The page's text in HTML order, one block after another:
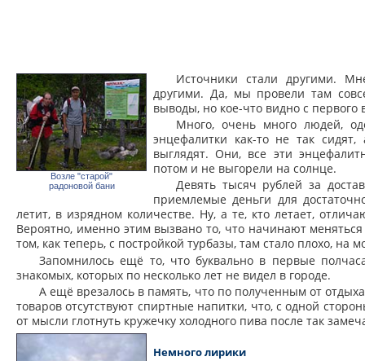
Возле "старой"
радоновой бани
Источники стали другими.
другими. Да, мы провели там
выводы, но кое-что видно с первого
Много, очень много людей,
энцефалитки как-то не так
выглядят. Они, все эти
потом и не выгорели на солнце.
Девять тысяч рублей за
приемлемые деньги для
летит, в изрядном количестве. Ну, а те, кто летает,
Вероятно, именно этим вызвано то, что начинают
том, как теперь, с постройкой турбазы, там стало плохо, на
Запомнилось ещё то, что буквально в первые
знакомых, которых по несколько лет не видел в городе.
А ещё врезалось в память, что по полученным от
товаров отсутствуют спиртные напитки, что, с одной
от мысли глотнуть кружечку холодного пива после так
Немного лирики